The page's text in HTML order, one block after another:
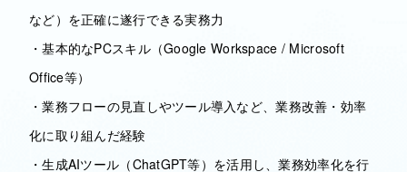
など）を正確に遂行できる実務力
・基本的なPCスキル（Google Workspace / Microsoft
Office等）
・業務フローの見直しやツール導入など、業務改善・効率
化に取り組んだ経験
・生成AIツール（ChatGPT等）を活用し、業務効率化を行